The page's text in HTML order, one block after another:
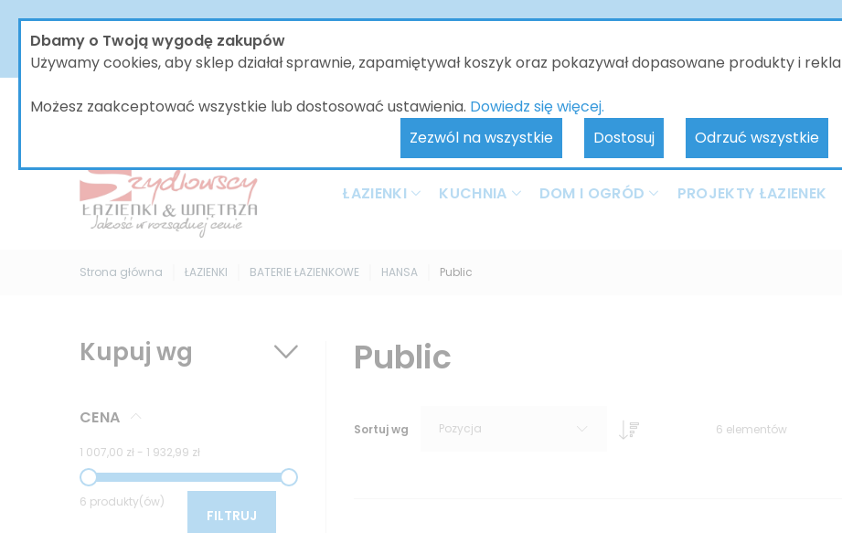
Dbamy o Twoją wygodę zakupów
Używamy cookies, aby sklep działał sprawnie, zapamiętywał koszyk oraz pokazywał dopasowane produkty i
Możesz zaakceptować wszystkie lub dostosować ustawienia. Dowiedz się więcej.
Zezwól na wszystkie
Dostosuj Odrzuć wszystkie
W dniach od 30.07 do dnia 08.08.2026 nasze biuro będzie nieczynne - kontakt tylko poprzez e-mail. Zamówienia
bez zmian, jednak wszystkie wysyłki będą realizowane od 10.06.2026. Przepraszamy za wszelkie niedogodności i
ŁAZIENKI KUCHNIA DOM I OGRÓD PROJEKTY ŁAZIENEK
Strona główna ŁAZIENKI BATERIE ŁAZIENKOWE HANSA Public
Public
Sortuj wg Pozycja 6 elementów
Kupuj wg
CENA
1 007,00 zł - 1 932,99 zł
6 produkty(ów)
FILTRUJ